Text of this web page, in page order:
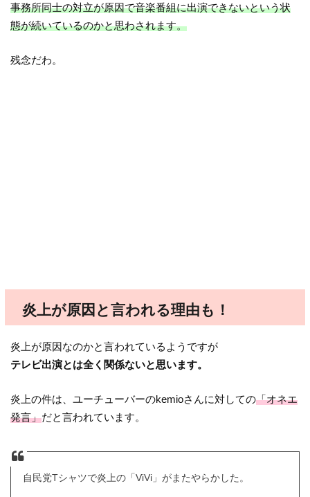
事務所同士の対立が原因で音楽番組に出演できないという状
態が続いているのかと思わされます。
残念だわ。
炎上が原因と言われる理由も！
炎上が原因なのかと言われているようですが
テレビ出演とは全く関係ないと思います。
炎上の件は、ユーチューバーのkemioさんに対しての「オネエ
発言」だと言われています。
自民党Tシャツで炎上の「ViVi」がまたやらかした。